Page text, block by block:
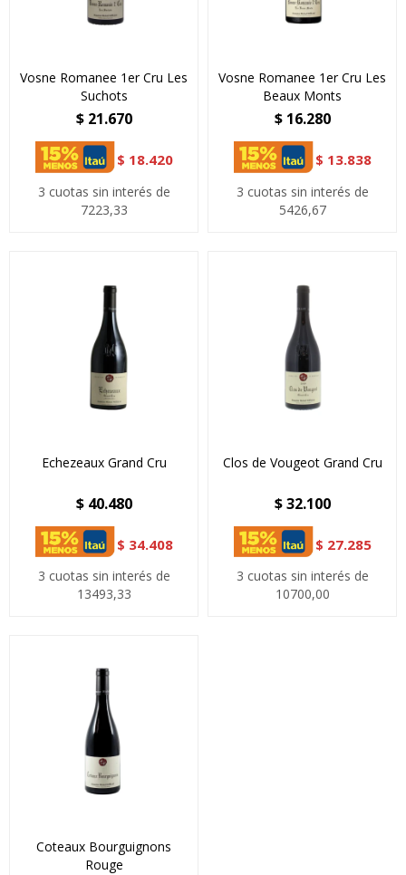
Vosne Romanee 1er Cru Les
Suchots
$ 21.670
$ 18.420
3 cuotas sin interés de
7223,33
Vosne Romanee 1er Cru Les
Beaux Monts
$ 16.280
$ 13.838
3 cuotas sin interés de
5426,67
Echezeaux Grand Cru
$ 40.480
$ 34.408
3 cuotas sin interés de
13493,33
Clos de Vougeot Grand Cru
$ 32.100
$ 27.285
3 cuotas sin interés de
10700,00
Coteaux Bourguignons
Rouge